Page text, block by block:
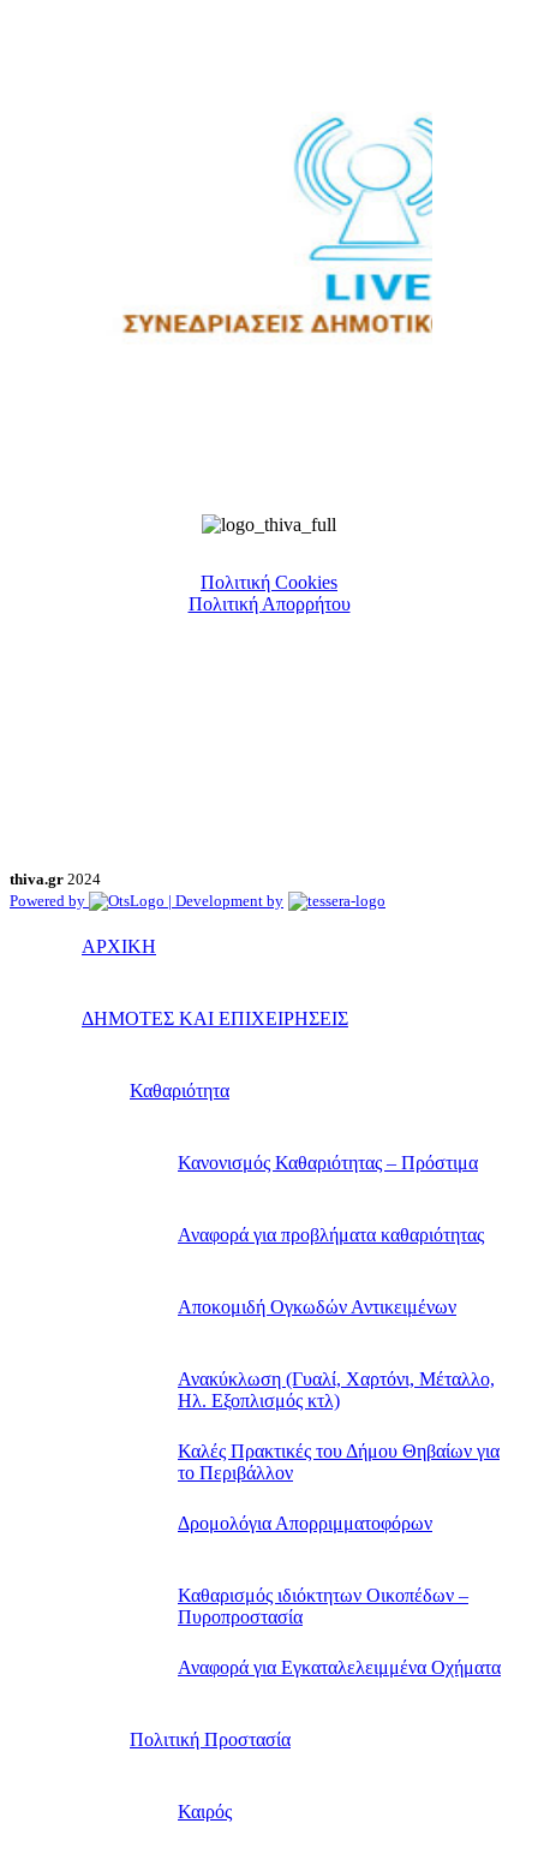
Πολιτική Cookies
Πολιτική Απορρήτου
thiva.gr 2024
Powered by
| Development by
ΑΡΧΙΚΗ
ΔΗΜΟΤΕΣ ΚΑΙ ΕΠΙΧΕΙΡΗΣΕΙΣ
Καθαριότητα
Κανονισμός Καθαριότητας – Πρόστιμα
Αναφορά για προβλήματα καθαριότητας
Αποκομιδή Ογκωδών Αντικειμένων
Ανακύκλωση (Γυαλί, Χαρτόνι, Μέταλλο,
Ηλ. Εξοπλισμός κτλ)
Καλές Πρακτικές του Δήμου Θηβαίων για
το Περιβάλλον
Δρομολόγια Απορριμματοφόρων
Καθαρισμός ιδιόκτητων Οικοπέδων –
Πυροπροστασία
Αναφορά για Εγκαταλελειμμένα Οχήματα
Πολιτική Προστασία
Καιρός